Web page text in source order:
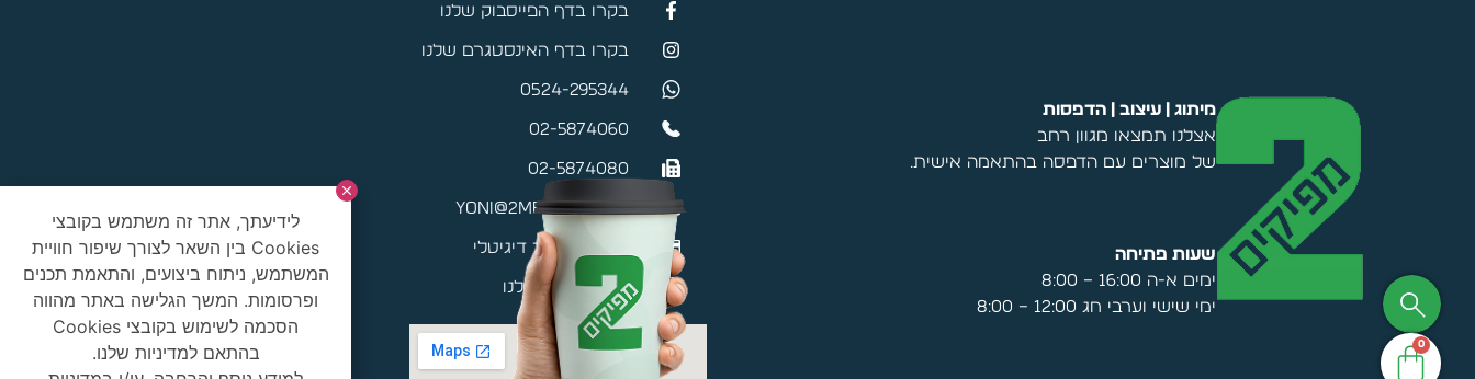
0
מיתוג | עיצוב | הדפסות
אצלנו תמצאו מגוון רחב
של מוצרים עם הדפסה בהתאמה אישית.
שעות פתיחה
ימים א-ה 16:00 – 8:00
ימי שישי וערבי חג 12:00 – 8:00
בקרו בדף הפייסבוק שלנו
בקרו בדף האינסטגרם שלנו
0524-295344
02-5874060
02-5874080
yoni@2mefikim.co.il
כרטיס ביקור דיגיטלי
האפליקציה שלנו
לידיעתך, אתר זה משתמש בקובצי
Cookies בין השאר לצורך שיפור חוויית
המשתמש, ניתוח ביצועים, והתאמת תכנים
ופרסומות. המשך הגלישה באתר מהווה
הסכמה לשימוש בקובצי Cookies
בהתאם למדיניות שלנו.